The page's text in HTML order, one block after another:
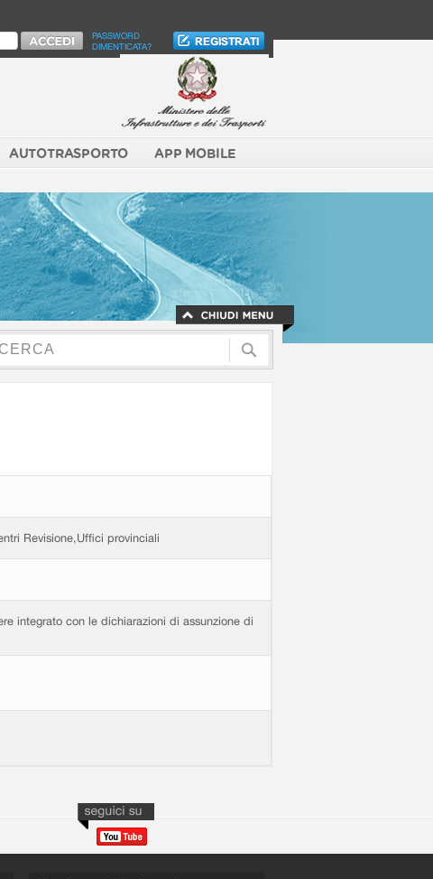
PASSWORD
DIMENTICATA?
AUTOTRASPORTO APP MOBILE
Revisione,Uffici provinciali
integrato con le dichiarazioni di assunzione di